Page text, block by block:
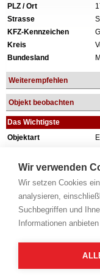
Wir verwenden
Wir setzen Cookies
analysieren,
Suchbegriffen und
Informationen
PLZ / Ort
Strasse
KFZ-Kennzeichen
Kreis
Bundesland
Weiterempfehlen
Objekt beobachten
Das Wichtigste
Objektart
Wiederholungstermin
Grundstück
Wohnfläche
Weiteres